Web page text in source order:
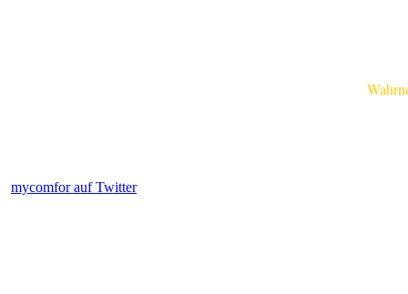
mycomfor auf Twitter